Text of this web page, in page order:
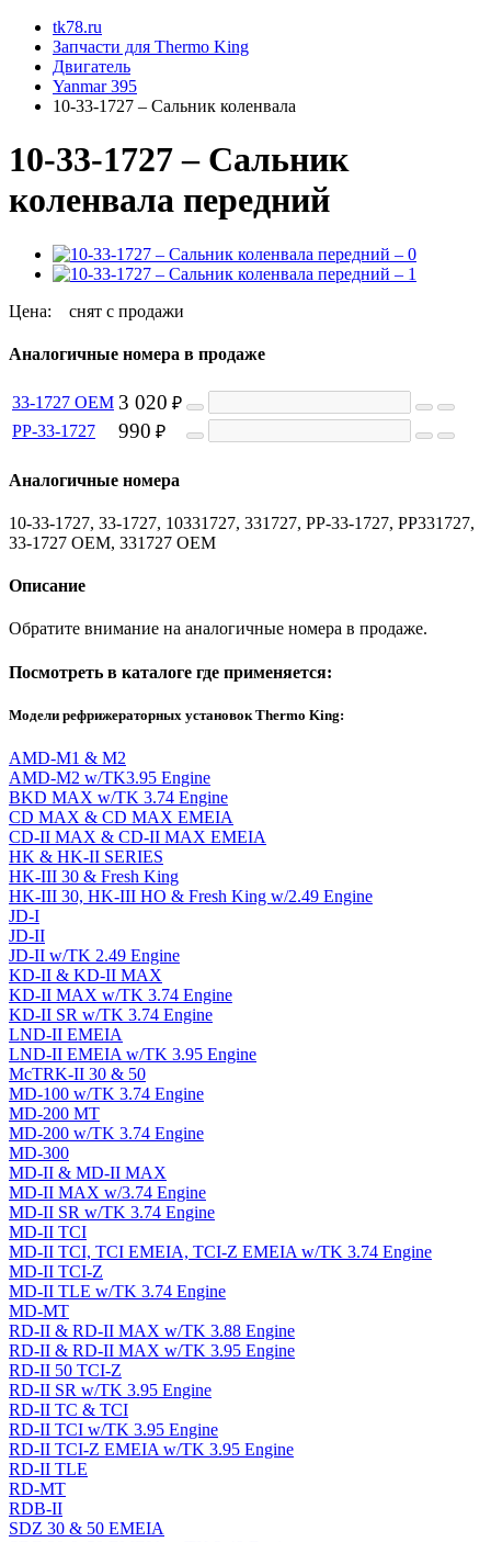
tk78.ru
Запчасти для Thermo King
Двигатель
Yanmar 395
10-33-1727 – Сальник коленвала
10-33-1727 – Сальник
коленвала передний
Цена: снят с продажи
Аналогичные номера в продаже
33-1727 OEM 3 020 ₽
PP-33-1727
990 ₽
Аналогичные номера
10-33-1727, 33-1727, 10331727, 331727, PP-33-1727, PP331727,
33-1727 OEM, 331727 OEM
Описание
Обратите внимание на аналогичные номера в продаже.
Посмотреть в каталоге где применяется:
Модели рефрижераторных установок Thermo King:
AMD-M1 & M2
AMD-M2 w/TK3.95 Engine
BKD MAX w/TK 3.74 Engine
CD MAX & CD MAX EMEIA
CD-II MAX & CD-II MAX EMEIA
HK & HK-II SERIES
HK-III 30 & Fresh King
HK-III 30, HK-III HO & Fresh King w/2.49 Engine
JD-I
JD-II
JD-II w/TK 2.49 Engine
KD-II & KD-II MAX
KD-II MAX w/TK 3.74 Engine
KD-II SR w/TK 3.74 Engine
LND-II EMEIA
LND-II EMEIA w/TK 3.95 Engine
McTRK-II 30 & 50
MD-100 w/TK 3.74 Engine
MD-200 MT
MD-200 w/TK 3.74 Engine
MD-300
MD-II & MD-II MAX
MD-II MAX w/3.74 Engine
MD-II SR w/TK 3.74 Engine
MD-II TCI
MD-II TCI, TCI EMEIA, TCI-Z EMEIA w/TK 3.74 Engine
MD-II TCI-Z
MD-II TLE w/TK 3.74 Engine
MD-MT
RD-II & RD-II MAX w/TK 3.88 Engine
RD-II & RD-II MAX w/TK 3.95 Engine
RD-II 50 TCI-Z
RD-II SR w/TK 3.95 Engine
RD-II TC & TCI
RD-II TCI w/TK 3.95 Engine
RD-II TCI-Z EMEIA w/TK 3.95 Engine
RD-II TLE
RD-MT
RDB-II
SDZ 30 & 50 EMEIA